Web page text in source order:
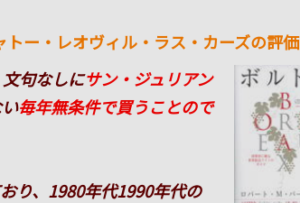
ー・レオヴィル・ラス・カーズの評価
句なしにサン・ジュリアン
毎年無条件で買うことので
り、1980年代1990年代の